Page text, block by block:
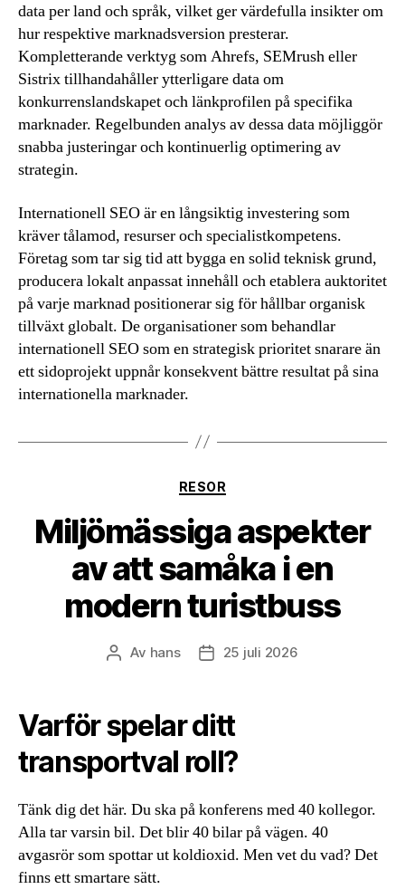
data per land och språk, vilket ger värdefulla insikter om
hur respektive marknadsversion presterar.
Kompletterande verktyg som Ahrefs, SEMrush eller
Sistrix tillhandahåller ytterligare data om
konkurrenslandskapet och länkprofilen på specifika
marknader. Regelbunden analys av dessa data möjliggör
snabba justeringar och kontinuerlig optimering av
strategin.
Internationell SEO är en långsiktig investering som
kräver tålamod, resurser och specialistkompetens.
Företag som tar sig tid att bygga en solid teknisk grund,
producera lokalt anpassat innehåll och etablera auktoritet
på varje marknad positionerar sig för hållbar organisk
tillväxt globalt. De organisationer som behandlar
internationell SEO som en strategisk prioritet snarare än
ett sidoprojekt uppnår konsekvent bättre resultat på sina
internationella marknader.
Kategorier
RESOR
Miljömässiga aspekter
av att samåka i en
modern turistbuss
Inläggsförfattare
Av hans Inläggsdatum
25 juli 2026
Varför spelar ditt
transportval roll?
Tänk dig det här. Du ska på konferens med 40 kollegor.
Alla tar varsin bil. Det blir 40 bilar på vägen. 40
avgasrör som spottar ut koldioxid. Men vet du vad? Det
finns ett smartare sätt.